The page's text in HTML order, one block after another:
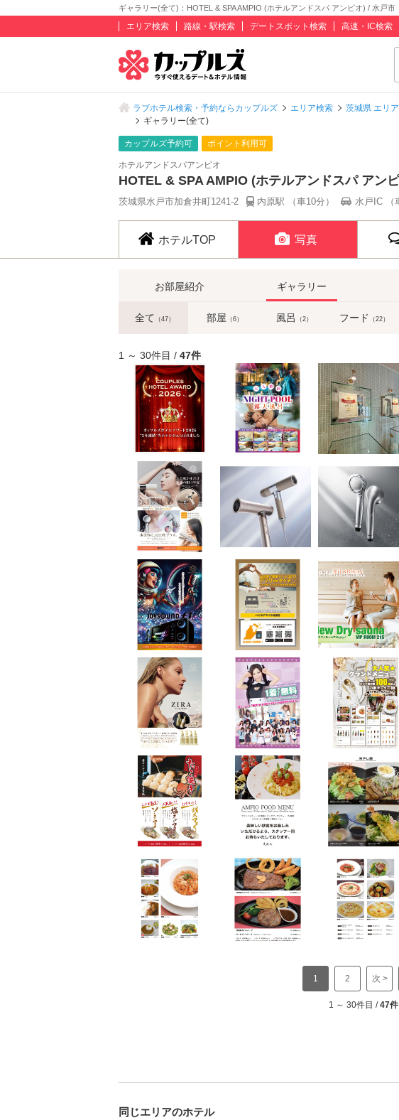
ギャラリー(全て)：HOTEL & SPA AMPIO (ホテルアンドスパ アンピオ) / 水戸市
エリア検索 路線・駅検索 デートスポット検索 高速・IC検索
ラブホテル検索・予約ならカップルズ エリア検索 茨城県 エリ
ギャラリー(全て)
カップルズ予約可 ポイント利用可
ホテルアンドスパアンピオ
HOTEL & SPA AMPIO (ホテルアンドスパ アン
茨城県水戸市加倉井町1241-2 内原駅 （車10分） 水戸IC （
ホテルTOP 写真
お部屋紹介 ギャラリー
全て （47） 部屋 （6） 風呂 （2） フード （22）
1 ～ 30件目 / 47件
1 2 次 >
1 ～ 30件目 /47件
同じエリアのホテル